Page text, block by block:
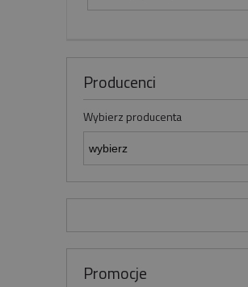
Producenci
Wybierz producenta
Promocje